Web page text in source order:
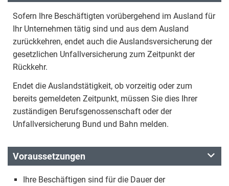
Sofern Ihre Beschäftigten vorübergehend im Ausland für
Ihr Unternehmen tätig sind und aus dem Ausland
zurückkehren, endet auch die Auslandsversicherung der
gesetzlichen Unfallversicherung zum Zeitpunkt der
Rückkehr.
Endet die Auslandstätigkeit, ob vorzeitig oder zum
bereits gemeldeten Zeitpunkt, müssen Sie dies Ihrer
zuständigen Berufsgenossenschaft oder der
Unfallversicherung Bund und Bahn melden.
Voraussetzungen
Ihre Beschäftigen sind für die Dauer der